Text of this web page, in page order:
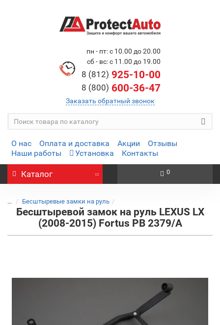
пн - пт: с 10.00 до 20.00
сб - вс: с 11.00 до 19.00
8 (812) 925-10-00
8 (800) 600-36-47
Заказать обратный звонок
О нас Оплата и доставка Акции
Отзывы
Наши работы
Установка Контакты
Каталог 0
... Бесштыревые замки на руль
Бесштыревой замок на руль LEXUS LX
(2008-2015) Fortus PB 2379/A